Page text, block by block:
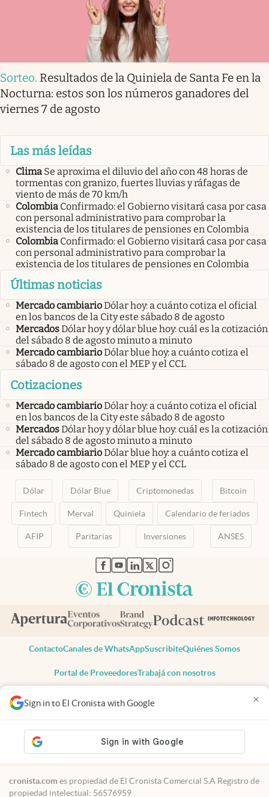
Sign in to El Cronista with Google ×
Sorteo. Resultados de la Quiniela de Santa Fe en la
Nocturna: estos son los números ganadores del
viernes 7 de agosto
Las más leídas
Clima Se aproxima el diluvio del año con 48 horas de
tormentas con granizo, fuertes lluvias y ráfagas de
viento de más de 70 km/h
Colombia Confirmado: el Gobierno visitará casa por casa
con personal administrativo para comprobar la
existencia de los titulares de pensiones en Colombia
Colombia Confirmado: el Gobierno visitará casa por casa
con personal administrativo para comprobar la
existencia de los titulares de pensiones en Colombia
Últimas noticias
Mercado cambiarioDólar hoy: a cuánto cotiza el oficial
en los bancos de la City este sábado 8 de agosto
MercadosDólar hoy y dólar blue hoy: cuál es la cotización
del sábado 8 de agosto minuto a minuto
Mercado cambiarioDólar blue hoy: a cuánto cotiza el
sábado 8 de agosto con el MEP y el CCL
Cotizaciones
Mercado cambiarioDólar hoy: a cuánto cotiza el oficial
en los bancos de la City este sábado 8 de agosto
MercadosDólar hoy y dólar blue hoy: cuál es la cotización
del sábado 8 de agosto minuto a minuto
Mercado cambiarioDólar blue hoy: a cuánto cotiza el
sábado 8 de agosto con el MEP y el CCL
Dólar Dólar Blue Criptomonedas Bitcoin
Fintech Merval Quiniela Calendario de feriados
AFIP Paritarias Inversiones ANSES
abre en nueva pestaña
abre en nueva pestaña
abre en nueva pestaña
abre en nueva pestaña
abre en nueva pestaña
ContactoCanales de WhatsAppSuscribiteQuiénes Somos
Portal de ProveedoresTrabajá con nosotros
Todos los derechos reservados
Privacidad
Consentimiento
Tel:+54 11 7078-3270
cronista.com es propiedad de El Cronista Comercial S.A Registro de
propiedad intelectual: 56576959